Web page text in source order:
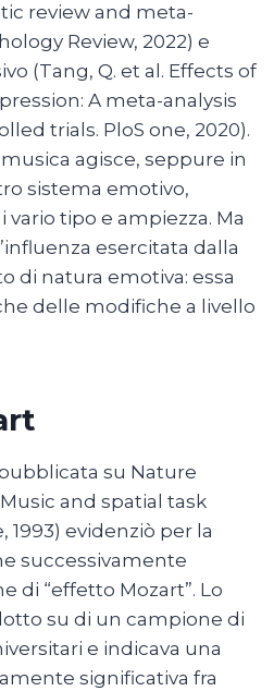
review and meta-
Review, 2022) e
(Tang, Q. et al. Effects of
A meta-analysis
trials. PloS one, 2020).
agisce, seppure in
sistema emotivo,
tipo e ampiezza. Ma
esercitata dalla
di natura emotiva: essa
delle modifiche a livello
su Nature
and spatial task
evidenziò per la
successivamente
di “effetto Mozart”. Lo
su di un campione di
e indicava una
significativa fra